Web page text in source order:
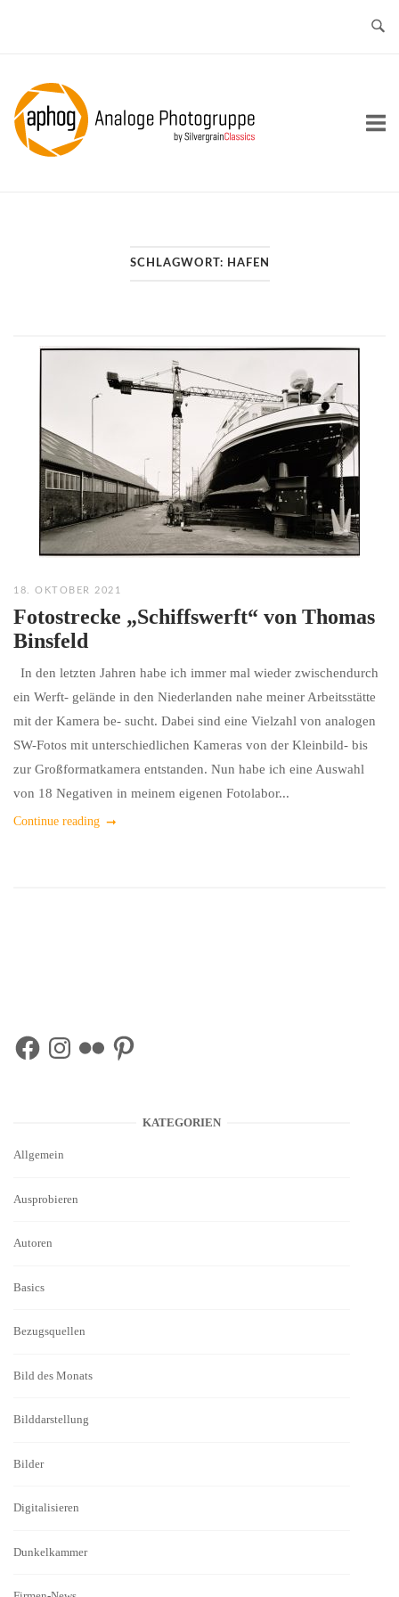
Home
SCHLAGWORT: HAFEN
18. OKTOBER 2021
Fotostrecke „Schiffswerft“ von Thomas
Binsfeld
In den letzten Jahren habe ich immer mal wieder zwischendurch
ein Werft- gelände in den Niederlanden nahe meiner Arbeitsstätte
mit der Kamera be- sucht. Dabei sind eine Vielzahl von analogen
SW-Fotos mit unterschiedlichen Kameras von der Kleinbild- bis
zur Großformatkamera entstanden. Nun habe ich eine Auswahl
von 18 Negativen in meinem eigenen Fotolabor...
Continue reading
FacebookInstagram
Flickr Pinterest
KATEGORIEN
Allgemein
Ausprobieren
Autoren
Basics
Bezugsquellen
Bild des Monats
Bilddarstellung
Bilder
Digitalisieren
Dunkelkammer